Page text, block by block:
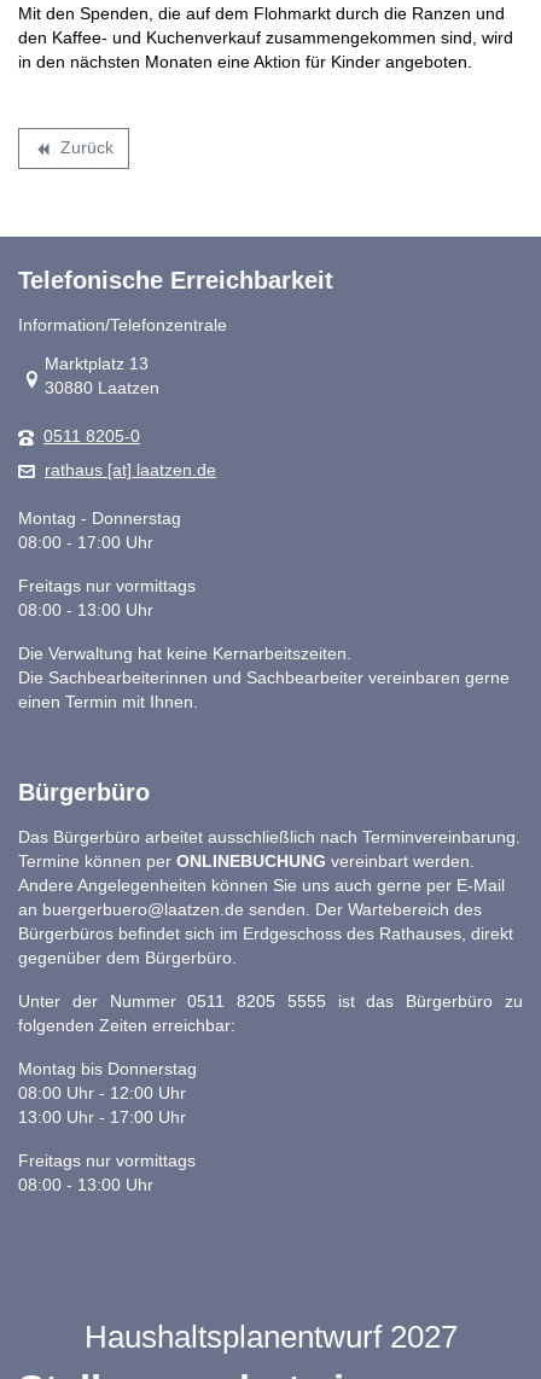
Mit den Spenden, die auf dem Flohmarkt durch die Ranzen und
den Kaffee- und Kuchenverkauf zusammengekommen sind, wird
in den nächsten Monaten eine Aktion für Kinder angeboten.
backward Zurück
Telefonische Erreichbarkeit
Information/Telefonzentrale
Link zur Google-Maps Navigation
Marktplatz 13
30880 Laatzen
0511 8205-0
rathaus [at] laatzen.de
Montag - Donnerstag
08:00 - 17:00 Uhr
Freitags nur vormittags
08:00 - 13:00 Uhr
Die Verwaltung hat keine Kernarbeitszeiten.
Die Sachbearbeiterinnen und Sachbearbeiter vereinbaren gerne
einen Termin mit Ihnen.
Bürgerbüro
Das Bürgerbüro arbeitet ausschließlich nach Terminvereinbarung.
Termine können per ONLINEBUCHUNG vereinbart werden.
Andere Angelegenheiten können Sie uns auch gerne per E-Mail
an buergerbuero@laatzen.de senden. Der Wartebereich des
Bürgerbüros befindet sich im Erdgeschoss des Rathauses, direkt
gegenüber dem Bürgerbüro.
Unter der Nummer 0511 8205 5555 ist das Bürgerbüro zu
folgenden Zeiten erreichbar:
Montag bis Donnerstag
08:00 Uhr - 12:00 Uhr
13:00 Uhr - 17:00 Uhr
Freitags nur vormittags
08:00 - 13:00 Uhr
Haushaltsplanentwurf 2027